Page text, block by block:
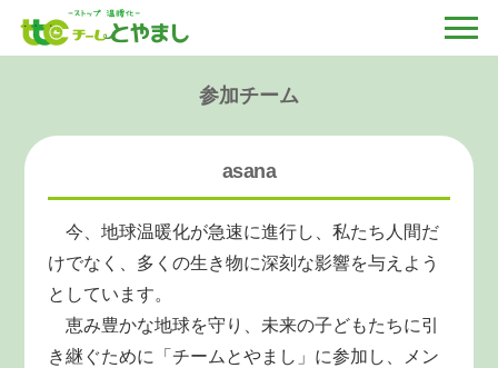
参加チーム
asana
今、地球温暖化が急速に進行し、私たち人間だ
けでなく、多くの生き物に深刻な影響を与えよう
としています。
恵み豊かな地球を守り、未来の子どもたちに引
き継ぐために「チームとやまし」に参加し、メン